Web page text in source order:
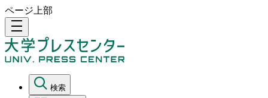
ページ上部
density_medium
検索